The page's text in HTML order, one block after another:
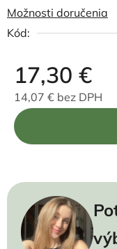
Možnosti doručenia
Kód:
17,30 €
14,07 € bez DPH
Jednotková cena: